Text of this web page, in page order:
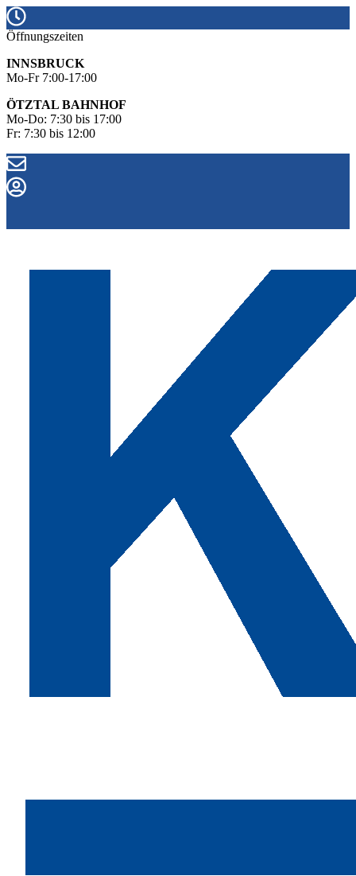
Öffnungszeiten
INNSBRUCK
Mo-Fr 7:00-17:00
ÖTZTAL BAHNHOF
Mo-Do: 7:30 bis 17:00
Fr: 7:30 bis 12:00